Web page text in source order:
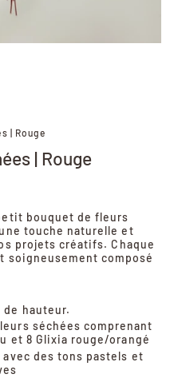
| Rouge
| Rouge
bouquet de fleurs
touche naturelle et
projets créatifs. Chaque
soigneusement composé
de hauteur.
séchées comprenant
et 8 Glixia rouge/orangé
des tons pastels et